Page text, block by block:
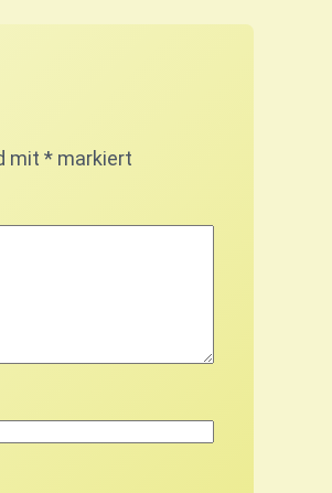
mit * markiert